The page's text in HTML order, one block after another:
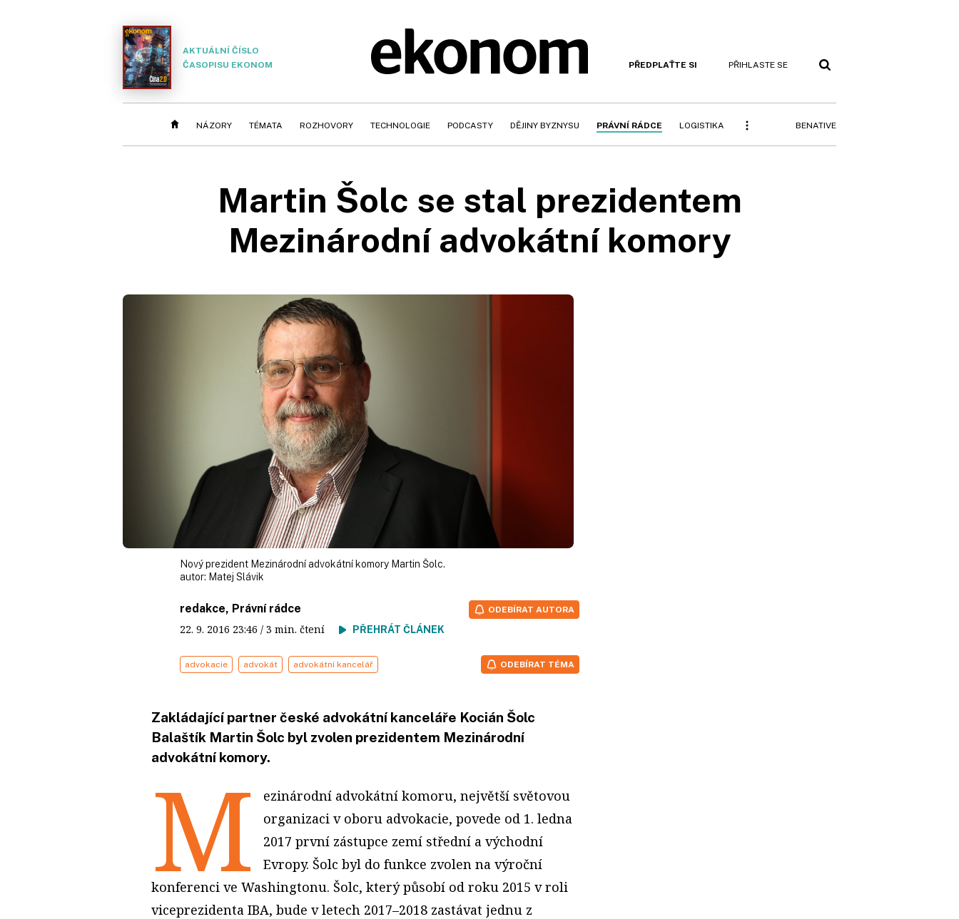
AKTUÁLNÍ ČÍSLO
ČASOPISU EKONOM
PŘEDPLAŤTE SI PŘIHLASTE SE
NÁZORY TÉMATA ROZHOVORY TECHNOLOGIE PODCASTY DĚJINY BYZNYSU PRÁVNÍ RÁDCE LOGISTIKA BENATIVE
Martin Šolc se stal prezidentem
Mezinárodní advokátní komory
Nový prezident Mezinárodní advokátní komory Martin Šolc.
autor: Matej Slávik
redakce, Právní rádce
22. 9. 2016 23:46 / 3 min. čtení PŘEHRÁT ČLÁNEK
ODEBÍRAT AUTORA
advokacie advokát advokátní kancelář ODEBÍRAT TÉMA
Zakládající partner české advokátní kanceláře Kocián Šolc
Balaštík Martin Šolc byl zvolen prezidentem Mezinárodní
advokátní komory.
M
ezinárodní advokátní komoru, největší světovou
organizaci v oboru advokacie, povede od 1. ledna
2017 první zástupce zemí střední a východní
Evropy. Šolc byl do funkce zvolen na výroční
konferenci ve Washingtonu. Šolc, který působí od roku 2015 v roli
viceprezidenta IBA, bude v letech 2017–2018 zastávat jednu z